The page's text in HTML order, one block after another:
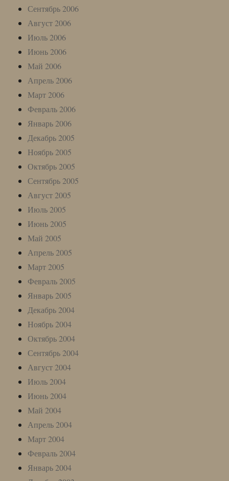
Сентябрь 2006
Август 2006
Июль 2006
Июнь 2006
Май 2006
Апрель 2006
Март 2006
Февраль 2006
Январь 2006
Декабрь 2005
Ноябрь 2005
Октябрь 2005
Сентябрь 2005
Август 2005
Июль 2005
Июнь 2005
Май 2005
Апрель 2005
Март 2005
Февраль 2005
Январь 2005
Декабрь 2004
Ноябрь 2004
Октябрь 2004
Сентябрь 2004
Август 2004
Июль 2004
Июнь 2004
Май 2004
Апрель 2004
Март 2004
Февраль 2004
Январь 2004